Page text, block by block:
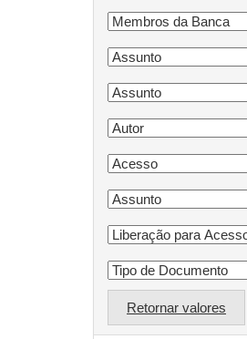
Retornar valores